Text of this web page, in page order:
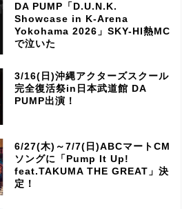
DA PUMP「D.U.N.K.
Showcase in K-Arena
Yokohama 2026」SKY-HI熱MC
で泣いた
3/16(日)沖縄アクターズスクール
完全復活祭in日本武道館 DA
PUMP出演！
6/27(木)～7/7(日)ABCマートCM
ソングに「Pump It Up!
feat.TAKUMA THE GREAT」決
定！
テレビ
メゾン・ド・ミュージック
～DA PUMP YORIの晴れ